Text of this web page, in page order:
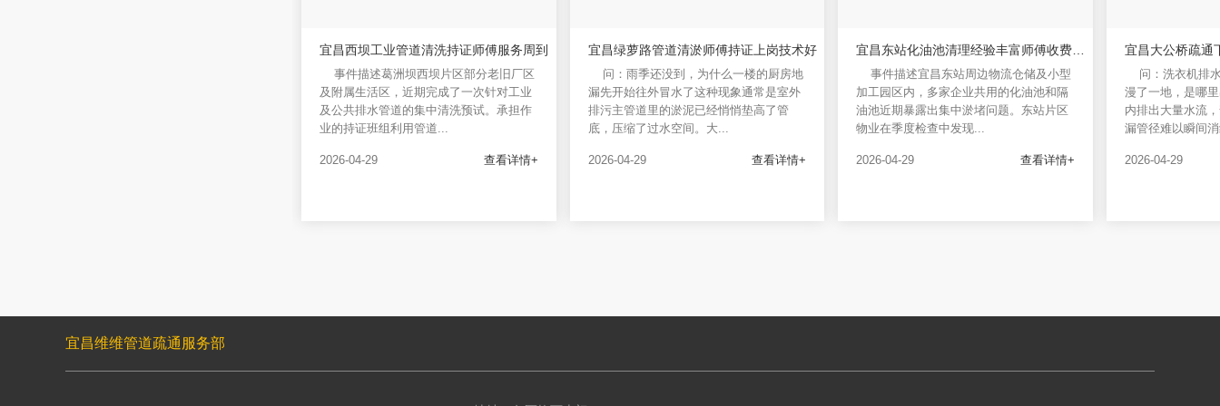
宜昌西坝工业管道清洗持证师傅服务周到
事件描述葛洲坝西坝片区部分老旧厂区
及附属生活区，近期完成了一次针对工业
及公共排水管道的集中清洗预试。承担作
业的持证班组利用管道...
2026-04-29 查看详情+
宜昌绿萝路管道清淤师傅持证上岗技术好
问：雨季还没到，为什么一楼的厨房地
漏先开始往外冒水了这种现象通常是室外
排污主管道里的淤泥已经悄悄垫高了管
底，压缩了过水空间。大...
2026-04-29 查看详情+
事件描述宜昌东站周边物流仓储及小型
加工园区内，多家企业共用的化油池和隔
油池近期暴露出集中淤堵问题。东站片区
物业在季度检查中发现...
2026-04-29 查看详情+
问：洗衣机排
漫了一地，是哪
内排出大量水流
漏管径难以瞬间
2026-04-29
宜昌维维管道疏通服务部